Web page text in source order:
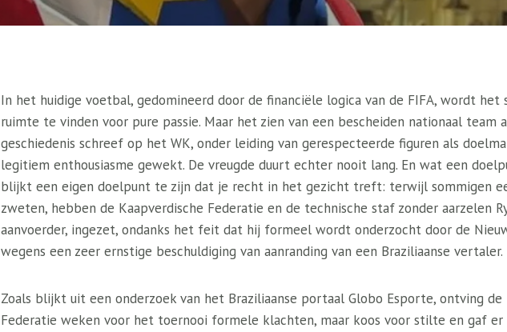
In het huidige voetbal, gedomineerd door de financiële logica van de FIFA, wordt het
ruimte te vinden voor pure passie. Maar het zien van een bescheiden nationaal team
geschiedenis schreef op het WK, onder leiding van gerespecteerde figuren als
legitiem enthousiasme gewekt. De vreugde duurt echter nooit lang. En wat een
blijkt een eigen doelpunt te zijn dat je recht in het gezicht treft: terwijl sommigen
zweten, hebben de Kaapverdische Federatie en de technische staf zonder aarzelen
aanvoerder, ingezet, ondanks het feit dat hij formeel wordt onderzocht door de
wegens een zeer ernstige beschuldiging van aanranding van een Braziliaanse vertaler.
Zoals blijkt uit een onderzoek van het Braziliaanse portaal Globo Esporte, ontving de
Federatie weken voor het toernooi formele klachten, maar koos voor stilte en gaf er